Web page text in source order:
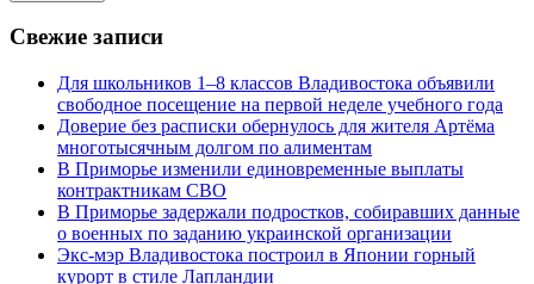
Свежие записи
Для школьников 1–8 классов Владивостока объявили
свободное посещение на первой неделе учебного года
Доверие без расписки обернулось для жителя Артёма
многотысячным долгом по алиментам
В Приморье изменили единовременные выплаты
контрактникам СВО
В Приморье задержали подростков, собиравших данные
о военных по заданию украинской организации
Экс-мэр Владивостока построил в Японии горный
курорт в стиле Лапландии